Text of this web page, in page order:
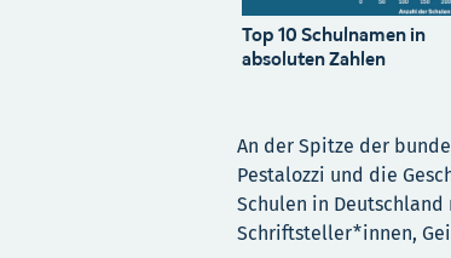
Top 10 Schulnamen in
absoluten Zahlen
An der Spitze der
Pestalozzi und die
Schulen in
Schriftsteller*innen,